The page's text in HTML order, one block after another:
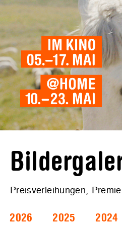
Preisverleihungen,
2026 2025 2024